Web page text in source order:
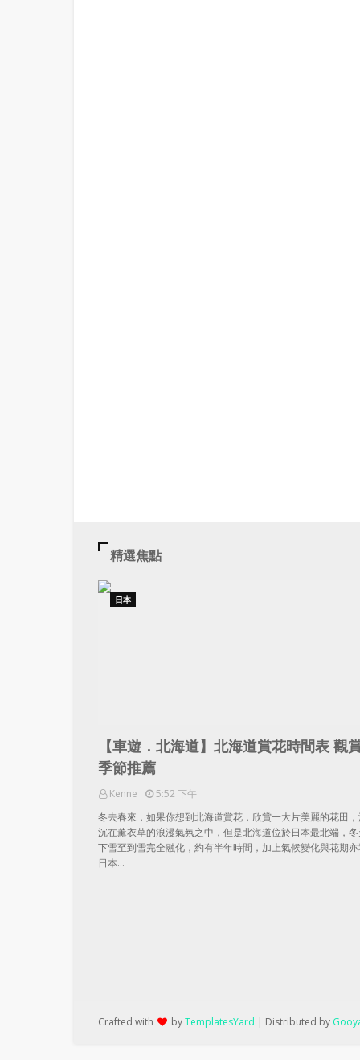
精選焦點
日本
【車遊．北海道】北海道賞花時間表 觀
季節推薦
Kenne
5:52 下午
冬去春來，如果你想到北海道賞花，欣賞一大片美麗的花田
沉在薰衣草的浪漫氣氛之中，但是北海道位於日本最北端，
下雪至到雪完全融化，約有半年時間，加上氣候變化與花期
日本…
Crafted with byTemplatesYard | Distributed by